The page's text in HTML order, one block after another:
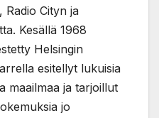
Radio Cityn ja
Kesällä 1968
Helsingin
esitellyt lukuisia
maailmaa ja tarjoillut
jo